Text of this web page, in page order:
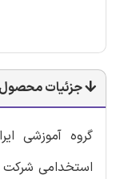
جزئیات محصول
گروه آموزشی
استخدامی شرکت